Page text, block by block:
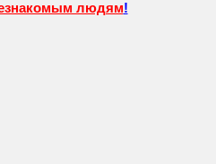
людям!